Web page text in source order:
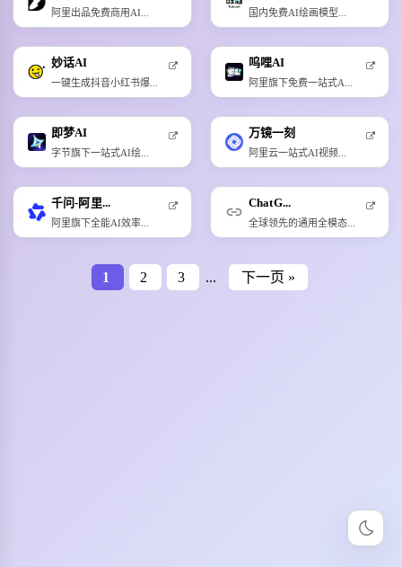
阿里出品免费商用AI... 国内免费AI绘画模型...
妙话AI
一键生成抖音小红书爆...
呜哩AI
阿里旗下免费一站式A...
即梦AI
字节旗下一站式AI绘...
万镜一刻
阿里云一站式AI视频...
千问-阿里...
阿里旗下全能AI效率...
ChatG...
全球领先的通用全模态...
1 2 3 ... 下一页 »